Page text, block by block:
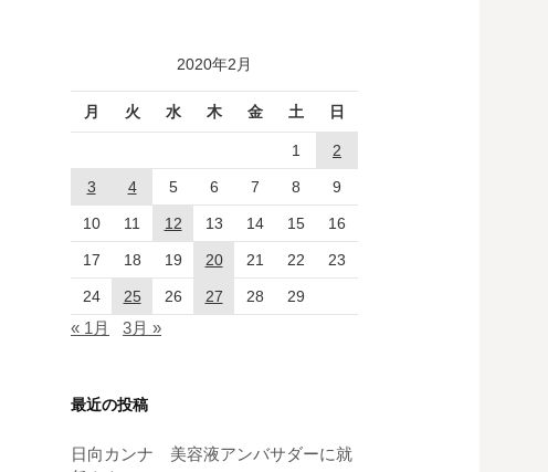
2020年2月
月 火 水 木 金 土 日
1 2
3 4 5 6 7 8 9
10 11 12 13 14 15 16
17 18 19 20 21 22 23
24 25 26 27 28 29
« 1月 3月 »
最近の投稿
日向カンナ 美容液アンバサダーに就